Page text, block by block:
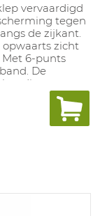
vervaardigd
tegen
de zijkant.
zicht
6-punts
De
slot voor
Het
oranje, rood en